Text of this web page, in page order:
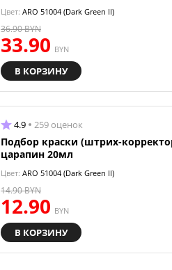
Цвет: ARO 51004 (Dark Green II)
33.90 BYN
36.90BYN
В КОРЗИНУ
4.9 259 оценок
Подбор краски (штрих-
царапин 20мл
Цвет: ARO 51004 (Dark Green II)
12.90 BYN
14.90BYN
В КОРЗИНУ